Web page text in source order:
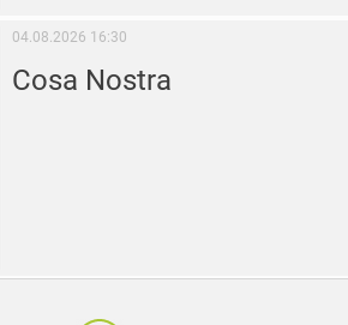
04.08.2026 16:30
Cosa Nostra